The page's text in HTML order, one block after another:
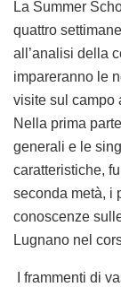
La Summer
quattro
all’analisi della
impareranno le
visite sul campo
Nella prima
generali e le
caratteristiche,
seconda metà, i
conoscenze
Lugnano nel
I frammenti di